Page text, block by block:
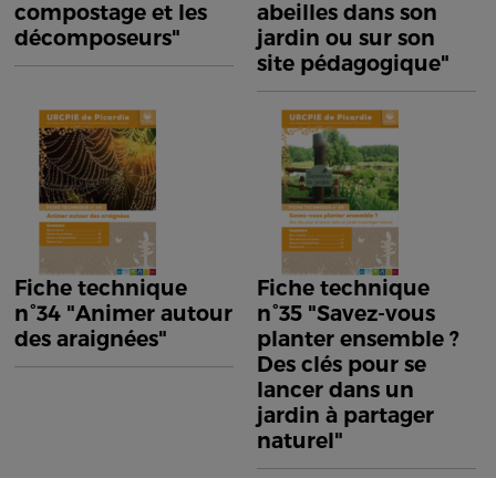
compostage et les
décomposeurs"
abeilles dans son
jardin ou sur son
site pédagogique"
Fiche technique
n°34 "Animer autour
des araignées"
Fiche technique
n°35 "Savez-vous
planter ensemble ?
Des clés pour se
lancer dans un
jardin à partager
naturel"